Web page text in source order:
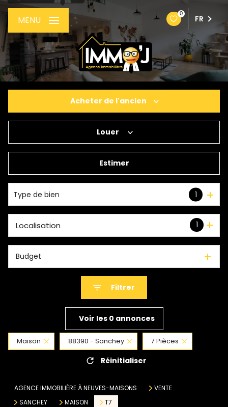
0
FR
MENU
Acheter de l'ancien
De l'immo pro
Louer
Estimer
Type de bien 1
1
Localisation
Budget
Filtrer
Voir les 0 annonces
Maison 88390 - Sanchey 7 Pièces
Réinitialiser
AGENCE IMMOBILIÈRE À NEUVES-MAISONS
VENTE
SANCHEY
MAISON T7